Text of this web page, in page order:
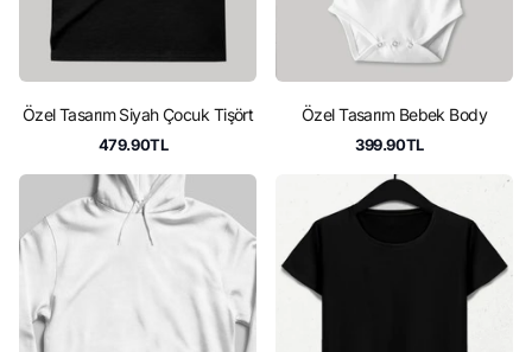
Özel Tasarım Siyah Çocuk Tişört
479.90TL
Özel Tasarım Bebek Body
399.90TL